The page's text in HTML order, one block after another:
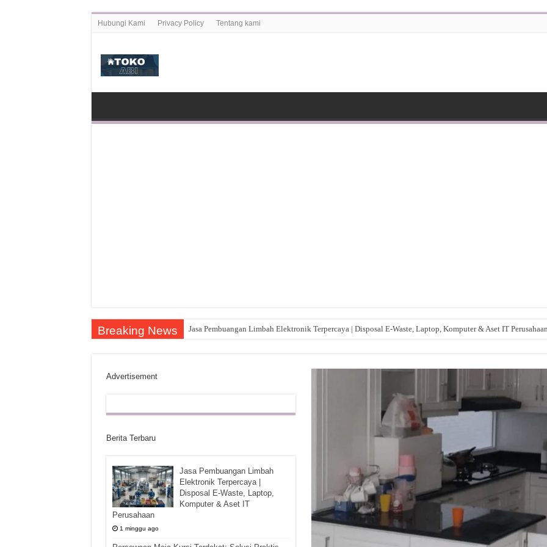
Hubungi Kami Privacy Policy Tentang kami
Breaking News Jasa Pembuangan Limbah Elektronik Terpercaya | Disposal E-Waste, Laptop, Komputer & Aset IT
Advertisement
Berita Terbaru
Jasa Pembuangan Limbah
Elektronik Terpercaya |
Disposal E-Waste, Laptop,
Komputer & Aset IT
Perusahaan
1 minggu ago